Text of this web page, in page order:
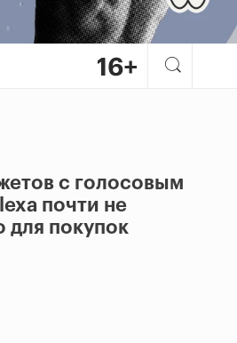
с голосовым
почти не
для покупок